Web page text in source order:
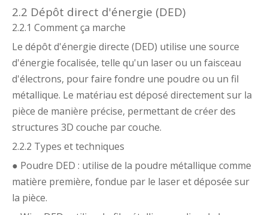
2.2 Dépôt direct d'énergie (DED)
2.2.1 Comment ça marche
Le dépôt d'énergie directe (DED) utilise une source
d'énergie focalisée, telle qu'un laser ou un faisceau
d'électrons, pour faire fondre une poudre ou un fil
métallique. Le matériau est déposé directement sur la
pièce de manière précise, permettant de créer des
structures 3D couche par couche.
2.2.2 Types et techniques
● Poudre DED : utilise de la poudre métallique comme
matière première, fondue par le laser et déposée sur
la pièce.